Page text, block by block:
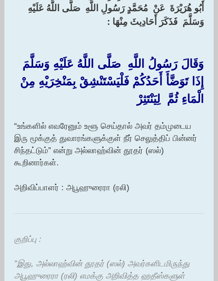
‏أَبُو هُرَيْرَةَ ‏ ‏عَنْ ‏ ‏مُحَمَّدٍ رَسُولِ اللَّهِ ‏ ‏صَلَّى اللَّهُ عَلَيْهِ
وَسَلَّمَ ‏ ‏فَذَكَرَ أَحَادِيثَ مِنْهَا :‏ ‏
وَقَالَ رَسُولُ اللَّهِ ‏ ‏صَلَّى اللَّهُ عَلَيْهِ وَسَلَّمَ ‏
‏إِذَا تَوَضَّأَ أَحَدُكُمْ فَلْيَسْتَنْشِقْ بِمَنْخِرَيْهِ مِنْ
الْمَاءِ ثُمَّ ‏ ‏لِيَنْتَثِرْ ‏
“உங்களில் எவரேனும் உளூ செய்தால் அவர் தம்முடைய
இரு மூக்குத் துவாரங்களுக்குள் நீர் செலுத்திப் பின்னர்
சிந்தட்டும்” என்று அல்லாஹ்வின் தூதர் (ஸல்)
கூறினார்கள்.
அறிவிப்பாளர் : அபூஹுரைரா (ரலி)
குறிப்பு :
”இது, அல்லாஹ்வின் தூதர் (ஸல்) அவர்களிடமிருந்து
அபூஹுரைரா (ரலி) எமக்கு அறிவித்த ஹதீஸ்களுள்